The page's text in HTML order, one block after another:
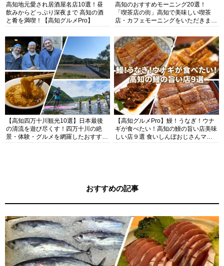
高知地元愛され居酒屋名店10選！昼
飲みからどっぷり深夜まで 高知の酒
と肴を満喫！【高知グルメPro】
高知のおすすめモーニング20選！
「喫茶店の街」高知で美味しい喫茶
店・カフェモーニングをいただきま
【高知四万十川観光10選】日本最後
の清流を遊び尽くす！四万十川の絶
景・体験・グルメを網羅したおすすめ
【高知グルメPro】鰻！うなぎ！ウナ
ギが食べたい！高知の鰻の旨い店美味
しい店９選 食いしんぼおじさんマッ
おすすめの記事